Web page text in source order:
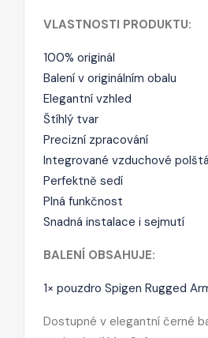
VLASTNOSTI PRODUKTU:
100% originál
Balení v originálním obalu
Elegantní vzhled
Štíhlý tvar
Precizní zpracování
Integrované vzduchové
Perfektně sedí
Plná funkčnost
Snadná instalace i sejmutí
BALENÍ OBSAHUJE:
1× pouzdro Spigen Rugged
Dostupné v elegantní černé